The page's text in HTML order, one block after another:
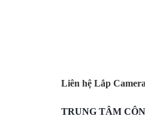
Liên hệ Lắp
TRUNG TÂM